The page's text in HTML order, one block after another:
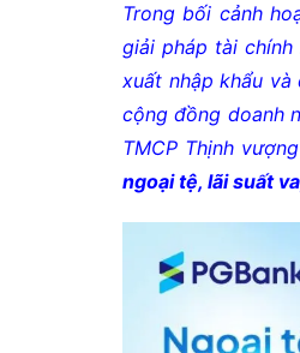
Trong bối cảnh
giải pháp tài
xuất nhập khẩu
cộng đồng doanh
TMCP Thịnh
ngoại tệ, lãi suất